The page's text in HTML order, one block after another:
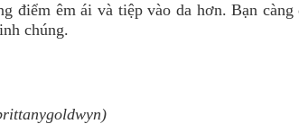
êm ái và tiệp vào da hơn. Bạn càng
chúng.